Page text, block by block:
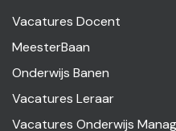
Vacatures Docent
MeesterBaan
Onderwijs Banen
Vacatures Leraar
Vacatures Onderwijs